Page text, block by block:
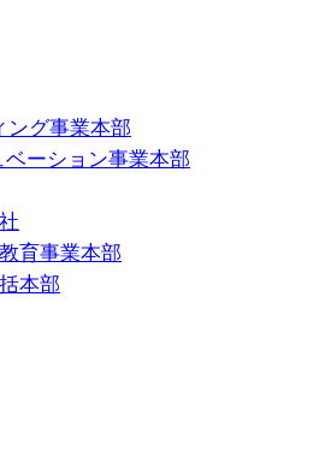
ング事業本部
ベーション事業本部
育事業本部
本部